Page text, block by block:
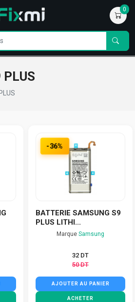
0
PLUS
-36%
BATTERIE SAMSUNG S9
PLUS LITHI...
Marque Samsung
32 DT
50 DT
AJOUTER AU PANIER
ACHETER